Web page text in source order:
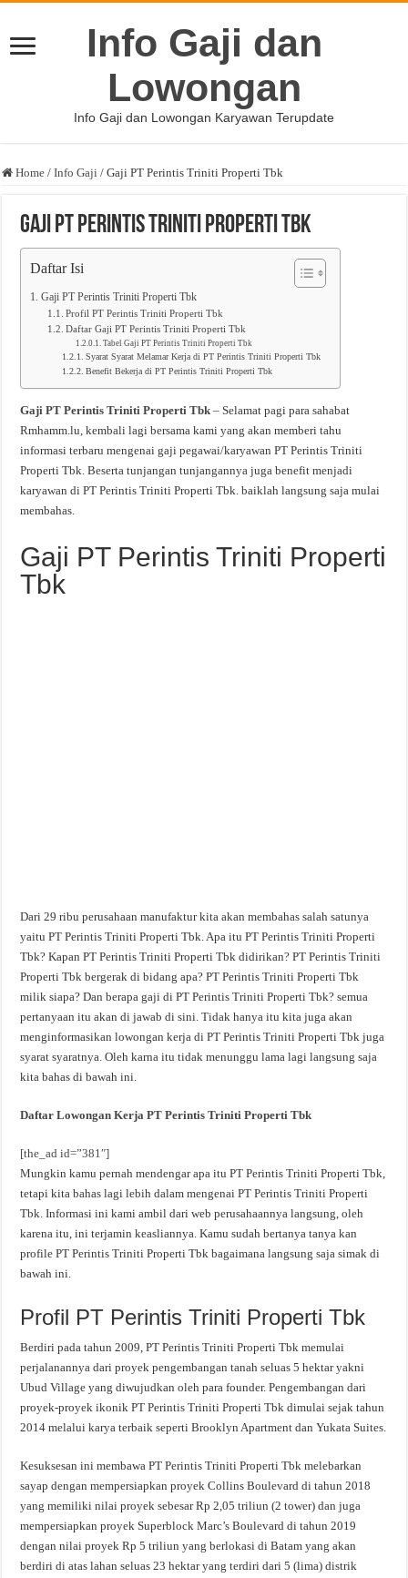
Info Gaji dan
Lowongan
Info Gaji dan Lowongan Karyawan Terupdate
Home / Info Gaji / Gaji PT Perintis Triniti Properti Tbk
Gaji PT Perintis Triniti Properti Tbk
Daftar Isi
Gaji PT Perintis Triniti Properti Tbk
Profil PT Perintis Triniti Properti Tbk
Daftar Gaji PT Perintis Triniti Properti Tbk
Tabel Gaji PT Perintis Triniti Properti Tbk
Syarat Syarat Melamar Kerja di PT Perintis Triniti Properti Tbk
Benefit Bekerja di PT Perintis Triniti Properti Tbk
Gaji PT Perintis Triniti Properti Tbk – Selamat pagi para sahabat
Rmhamm.lu, kembali lagi bersama kami yang akan memberi tahu
informasi terbaru mengenai gaji pegawai/karyawan PT Perintis Triniti
Properti Tbk. Beserta tunjangan tunjangannya juga benefit menjadi
karyawan di PT Perintis Triniti Properti Tbk. baiklah langsung saja mulai
membahas.
Gaji PT Perintis Triniti Properti
Tbk
Dari 29 ribu perusahaan manufaktur kita akan membahas salah satunya
yaitu PT Perintis Triniti Properti Tbk. Apa itu PT Perintis Triniti Properti
Tbk? Kapan PT Perintis Triniti Properti Tbk didirikan? PT Perintis Triniti
Properti Tbk bergerak di bidang apa? PT Perintis Triniti Properti Tbk
milik siapa? Dan berapa gaji di PT Perintis Triniti Properti Tbk? semua
pertanyaan itu akan di jawab di sini. Tidak hanya itu kita juga akan
menginformasikan lowongan kerja di PT Perintis Triniti Properti Tbk juga
syarat syaratnya. Oleh karna itu tidak menunggu lama lagi langsung saja
kita bahas di bawah ini.
Daftar Lowongan Kerja PT Perintis Triniti Properti Tbk
[the_ad id=”381″]
Mungkin kamu pernah mendengar apa itu PT Perintis Triniti Properti Tbk,
tetapi kita bahas lagi lebih dalam mengenai PT Perintis Triniti Properti
Tbk. Informasi ini kami ambil dari web perusahaannya langsung, oleh
karena itu, ini terjamin keasliannya. Kamu sudah bertanya tanya kan
profile PT Perintis Triniti Properti Tbk bagaimana langsung saja simak di
bawah ini.
Profil PT Perintis Triniti Properti Tbk
Berdiri pada tahun 2009, PT Perintis Triniti Properti Tbk memulai
perjalanannya dari proyek pengembangan tanah seluas 5 hektar yakni
Ubud Village yang diwujudkan oleh para founder. Pengembangan dari
proyek-proyek ikonik PT Perintis Triniti Properti Tbk dimulai sejak tahun
2014 melalui karya terbaik seperti Brooklyn Apartment dan Yukata Suites.
Kesuksesan ini membawa PT Perintis Triniti Properti Tbk melebarkan
sayap dengan mempersiapkan proyek Collins Boulevard di tahun 2018
yang memiliki nilai proyek sebesar Rp 2,05 triliun (2 tower) dan juga
mempersiapkan proyek Superblock Marc’s Boulevard di tahun 2019
dengan nilai proyek Rp 5 triliun yang berlokasi di Batam yang akan
berdiri di atas lahan seluas 23 hektar yang terdiri dari 5 (lima) distrik